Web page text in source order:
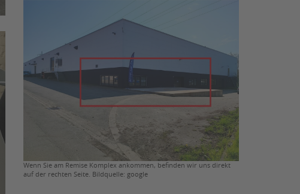
Wenn Sie am Remise Komplex ankommen, befinden wir uns direkt
auf der rechten Seite. Bildquelle: google